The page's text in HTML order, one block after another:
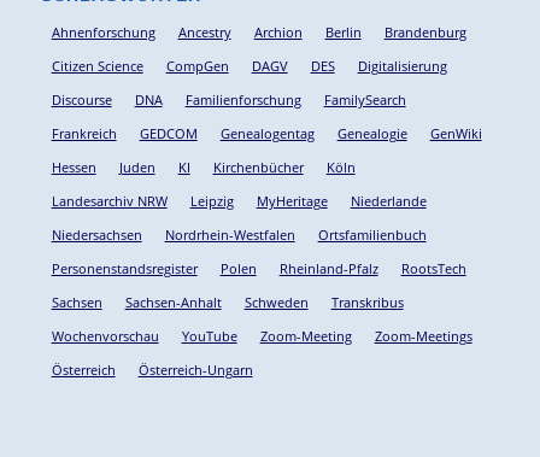
Ahnenforschung Ancestry Archion Berlin
Brandenburg
Citizen Science
CompGen DAGV DES
Digitalisierung
Discourse
DNA Familienforschung
FamilySearch
Frankreich
GEDCOM Genealogentag Genealogie
GenWiki
Hessen
Juden KI Kirchenbücher
Köln
Landesarchiv NRW
Leipzig MyHeritage
Niederlande
Niedersachsen
Nordrhein-Westfalen
Ortsfamilienbuch
Personenstandsregister
Polen Rheinland-Pfalz
RootsTech
Sachsen
Sachsen-Anhalt Schweden
Transkribus
Wochenvorschau
YouTube Zoom-Meeting
Zoom-Meetings
Österreich
Österreich-Ungarn